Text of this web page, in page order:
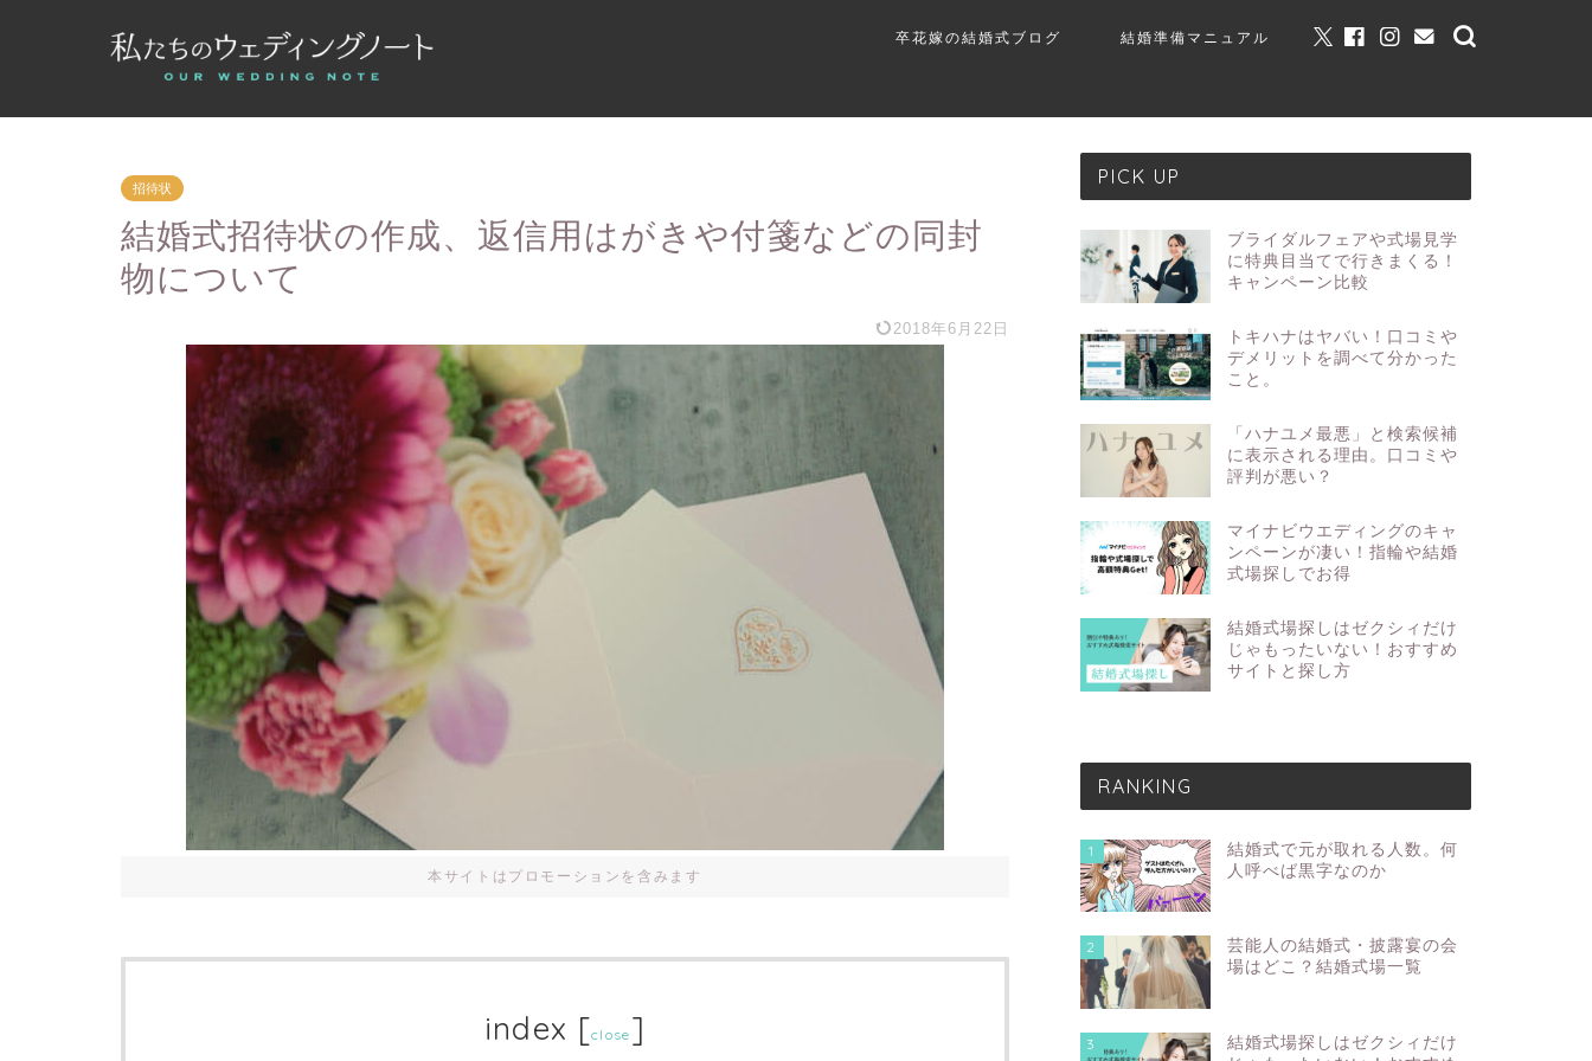
卒花嫁の結婚式ブログ 結婚準備マニュアル
招待状
結婚式招待状の作成、返信用はがきや付箋などの同封
物について
2018年6月22日
本サイトはプロモーションを含みます
index [close ]
PICK UP
ブライダルフェアや式場見学
に特典目当てで行きまくる！
キャンペーン比較
トキハナはヤバい！口コミや
デメリットを調べて分かった
こと。
「ハナユメ最悪」と検索候補
に表示される理由。口コミや
評判が悪い？
マイナビウエディングのキャ
ンペーンが凄い！指輪や結婚
式場探しでお得
結婚式場探しはゼクシィだけ
じゃもったいない！おすすめ
サイトと探し方
RANKING
1
結婚式で元が取れる人数。何
人呼べば黒字なのか
2
芸能人の結婚式・披露宴の会
場はどこ？結婚式場一覧
3
結婚式場探しはゼクシィだけ